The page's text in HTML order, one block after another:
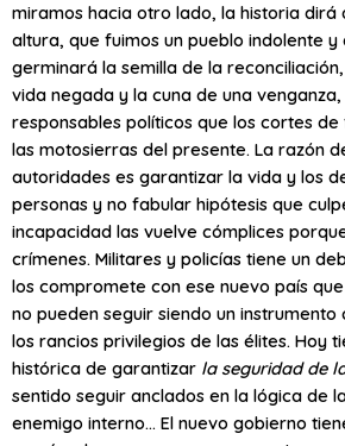
miramos hacia otro lado, la historia dirá
altura, que fuimos un pueblo indolente y
germinará la semilla de la
vida negada y la cuna de una
responsables políticos que los cortes
las motosierras del presente. La razón
autoridades es garantizar la vida y los
personas y no fabular hipótesis que
incapacidad las vuelve cómplices
crímenes. Militares y policías tiene un
los compromete con ese nuevo país
no pueden seguir siendo un
los rancios privilegios de las élites. Hoy
histórica de garantizar la seguridad de
sentido seguir anclados en la lógica de
enemigo interno… El nuevo gobierno